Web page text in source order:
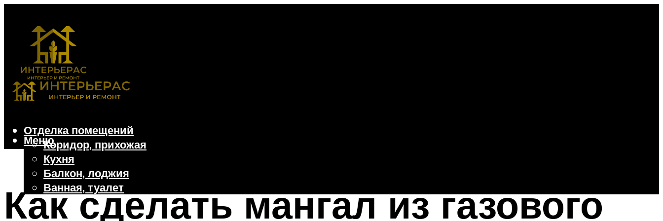
Отделка помещений
Коридор, прихожая
Кухня
Балкон, лоджия
Ванная, туалет
Дачные и частные дома
Отделочные материалы
Меню
Как сделать мангал из газового